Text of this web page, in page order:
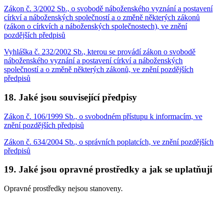
Zákon č. 3/2002 Sb., o svobodě náboženského vyznání a postavení
církví a náboženských společností a o změně některých zákonů
(zákon o církvích a náboženských společnostech), ve znění
pozdějších předpisů
Vyhláška č. 232/2002 Sb., kterou se provádí zákon o svobodě
náboženského vyznání a postavení církví a náboženských
společností a o změně některých zákonů, ve znění pozdějších
předpisů
18. Jaké jsou související předpisy
Zákon č. 106/1999 Sb., o svobodném přístupu k informacím, ve
znění pozdějších předpisů
Zákon č. 634/2004 Sb., o správních poplatcích, ve znění pozdějších
předpisů
19. Jaké jsou opravné prostředky a jak se uplatňují
Opravné prostředky nejsou stanoveny.